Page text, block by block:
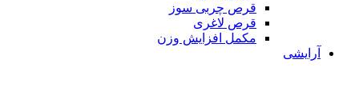
قرص چربی سوز
قرص لاغری
مکمل افزایش وزن
آرایشی